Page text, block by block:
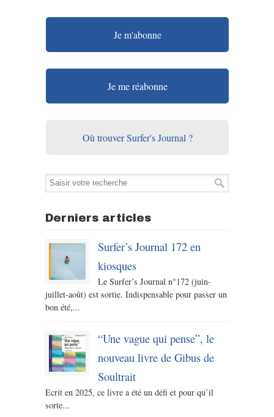
Je m'abonne
Je me réabonne
Où trouver Surfer's Journal ?
Derniers articles
Surfer’s Journal 172 en
kiosques
Le Surfer’s Journal n°172 (juin-
juillet-août) est sortie. Indispensable pour passer un
bon été,...
“Une vague qui pense”, le
nouveau livre de Gibus de
Soultrait
Ecrit en 2025, ce livre a été un défi et pour qu’il
sorte...